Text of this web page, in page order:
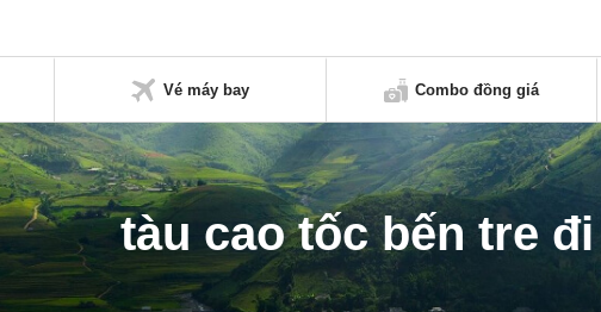
Vé máy bay Combo đồng giá
tàu cao tốc bến tre